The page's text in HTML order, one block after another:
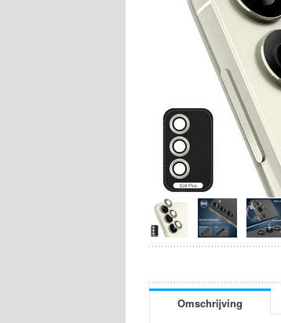
Omschrijving